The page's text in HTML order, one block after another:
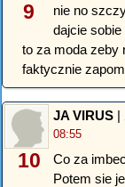
9
nie no
dajcie
to za moda zeby
faktycznie
10
JA VIRUS |
08:55
Co za
Potem sie